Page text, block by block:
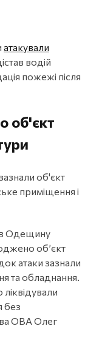
атакували
водій
пожежі після
об'єкт
об'єкт
приміщення і
Одещину
обʼєкт
атаки зазнали
та обладнання.
без
ОВА Олег